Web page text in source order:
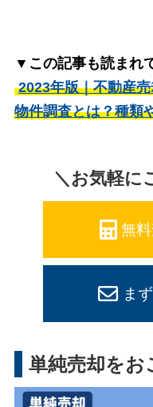
▼この記事も読まれ
2023年版｜不動産
物件調査とは？種類
＼お気軽に
無
ま
単純売却をお